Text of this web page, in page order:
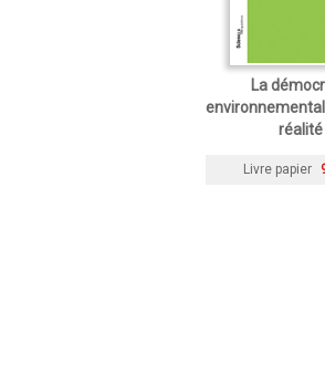
La
réalité
Livre papier